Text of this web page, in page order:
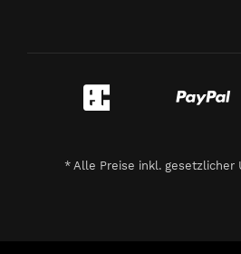
* Alle Preise inkl. gesetzlicher